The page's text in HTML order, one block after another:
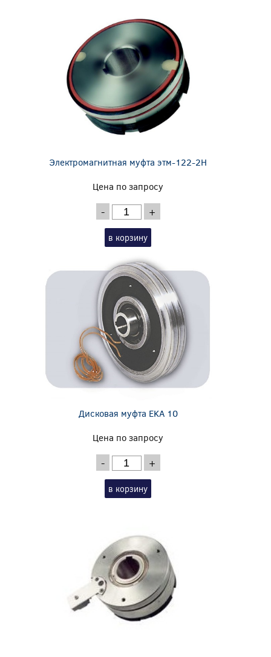
Электромагнитная муфта этм-122-2Н
Цена по запросу
- +
в корзину
Дисковая муфта EKA 10
Цена по запросу
- +
в корзину